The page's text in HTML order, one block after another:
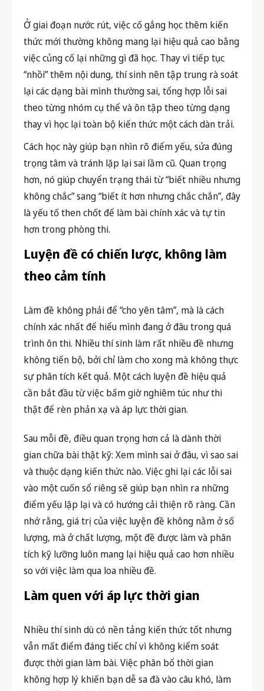
Ở giai đoạn nước rút, việc cố gắng học thêm kiến
thức mới thường không mang lại hiệu quả cao bằng
việc củng cố lại những gì đã học. Thay vì tiếp tục
“nhồi” thêm nội dung, thí sinh nên tập trung rà soát
lại các dạng bài mình thường sai, tổng hợp lỗi sai
theo từng nhóm cụ thể và ôn tập theo từng dạng
thay vì học lại toàn bộ kiến thức một cách dàn trải.
Cách học này giúp bạn nhìn rõ điểm yếu, sửa đúng
trọng tâm và tránh lặp lại sai lầm cũ. Quan trọng
hơn, nó giúp chuyển trạng thái từ “biết nhiều nhưng
không chắc” sang “biết ít hơn nhưng chắc chắn”, đây
là yếu tố then chốt để làm bài chính xác và tự tin
hơn trong phòng thi.
Luyện đề có chiến lược, không làm
theo cảm tính
Làm đề không phải để “cho yên tâm”, mà là cách
chính xác nhất để hiểu mình đang ở đâu trong quá
trình ôn thi. Nhiều thí sinh làm rất nhiều đề nhưng
không tiến bộ, bởi chỉ làm cho xong mà không thực
sự phân tích kết quả. Một cách luyện đề hiệu quả
cần bắt đầu từ việc bấm giờ nghiêm túc như thi
thật để rèn phản xạ và áp lực thời gian.
gian chữa bài thật kỹ: Xem mình sai ở đâu, vì sao sai
vào một cuốn sổ riêng sẽ giúp bạn nhìn ra những
điểm yếu lặp lại và có hướng cải thiện rõ ràng. Cần
nhớ rằng, giá trị của việc luyện đề không nằm ở số
lượng, mà ở chất lượng, một đề được làm và phân